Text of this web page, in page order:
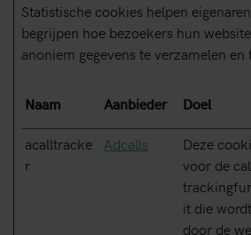
Statistische cookies helpen
begrijpen hoe bezoekers hun
anoniem gegevens te verzamelen en
Naam Aanbieder Doel
acalltracke
r
Adcalls
Deze
voor de
it die
door de